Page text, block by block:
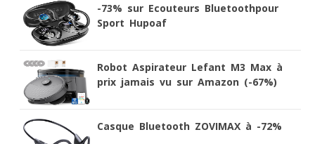
-73% sur Ecouteurs Bluetoothpour
Sport Hupoaf
Robot Aspirateur Lefant M3 Max à
prix jamais vu sur Amazon (-67%)
Casque Bluetooth ZOVIMAX à -72%